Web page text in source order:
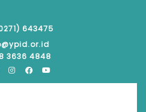
643475
3636 4848